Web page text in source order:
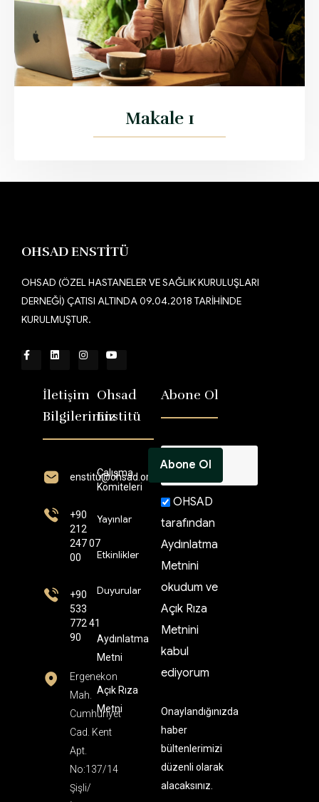
Makale 1
OHSAD ENSTİTÜ
OHSAD (ÖZEL HASTANELER VE SAĞLIK KURULUŞLARI
DERNEĞİ) ÇATISI ALTINDA 09.04.2018 TARİHİNDE
KURULMUŞTUR.
İletişim
Bilgilerimiz
enstitü@ohsad.org
+90
212
247 07
00
+90
533
772 41
90
Ergenekon
Mah.
Cumhuriyet
Cad. Kent
Apt.
No:137/14
Şişli/
Ohsad
Enstitü
Çalışma
Komiteleri
Yayınlar
Etkinlikler
Duyurular
Aydınlatma
Metni
Açık Rıza
Metni
Abone Ol
OHSAD
tarafından
Aydınlatma
Metnini
okudum ve
Açık Rıza
Metnini
kabul
ediyorum
Onaylandığınızda
haber
bültenlerimizi
düzenli olarak
alacaksınız.